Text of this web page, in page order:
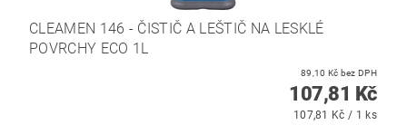
CLEAMEN 146 - ČISTIČ A LEŠTIČ NA LESKLÉ
POVRCHY ECO 1L
89,10 Kč bez DPH
107,81 Kč
107,81 Kč / 1 ks